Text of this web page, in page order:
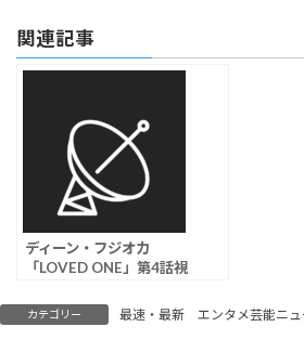
関連記事
ディーン・フジオカ
「LOVED ONE」第4話視
カテゴリー 最速・最新 エンタメ芸能ニュ